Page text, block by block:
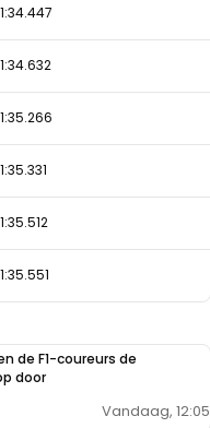
1:34.447
1:34.632
1:35.266
1:35.331
1:35.512
1:35.551
de F1-coureurs de
door
Vandaag, 12:05